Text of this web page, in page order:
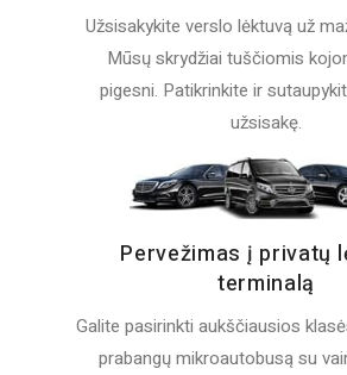
Užsisakykite verslo lėktuvą už
Mūsų skrydžiai tuščiomis
pigesni. Patikrinkite ir
užsisakę.
Pervežimas į privatų
terminalą
Galite pasirinkti aukščiausios
prabangų mikroautobusą su